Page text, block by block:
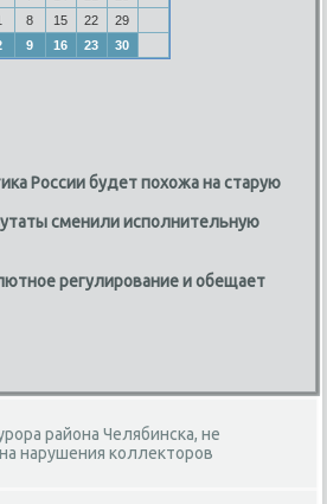
8 15 22
29
9 16 23 30
России будет похожа на старую
сменили исполнительную
регулирование и обещает
района Челябинска, не
нарушения коллекторов